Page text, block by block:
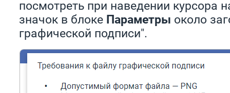
посмотреть при наведении курсора
значок в блоке Параметры около
графической подписи".